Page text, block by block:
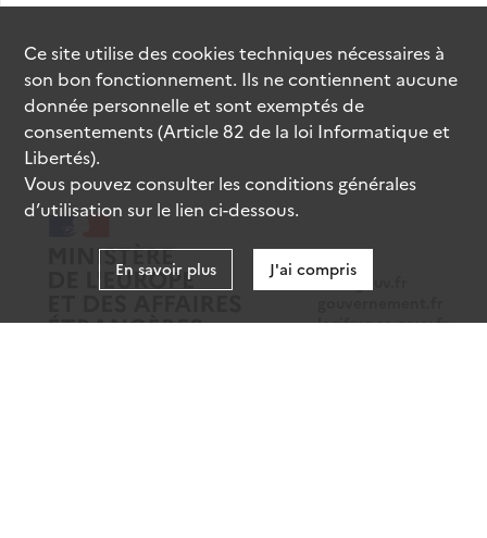
data.gouv.fr
legifrance.gouv.fr
Ce site utilise descookiestechniques nécessaires à
son bon fonctionnement. Ils ne contiennent aucune
donnée personnelle et sont exemptés de
consentements (Article 82 de la loi Informatique et
Libertés).
Vous pouvez consulter les conditions générales
d’utilisation sur le lien ci-dessous.
En savoir plus J'ai compris